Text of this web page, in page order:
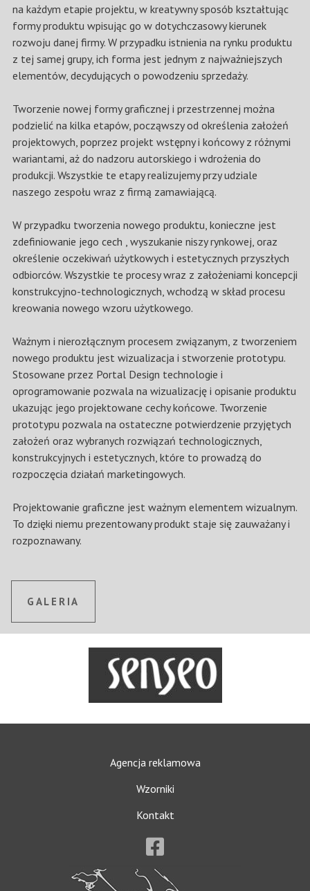
na każdym etapie projektu, w kreatywny sposób kształtując
formy produktu wpisując go w dotychczasowy kierunek
rozwoju danej firmy. W przypadku istnienia na rynku produktu
z tej samej grupy, ich forma jest jednym z najważniejszych
elementów, decydujących o powodzeniu sprzedaży.
Tworzenie nowej formy graficznej i przestrzennej można
podzielić na kilka etapów, począwszy od określenia założeń
projektowych, poprzez projekt wstępny i końcowy z różnymi
wariantami, aż do nadzoru autorskiego i wdrożenia do
produkcji. Wszystkie te etapy realizujemy przy udziale
naszego zespołu wraz z firmą zamawiającą.
W przypadku tworzenia nowego produktu, konieczne jest
zdefiniowanie jego cech , wyszukanie niszy rynkowej, oraz
określenie oczekiwań użytkowych i estetycznych przyszłych
odbiorców. Wszystkie te procesy wraz z założeniami koncepcji
konstrukcyjno-technologicznych, wchodzą w skład procesu
kreowania nowego wzoru użytkowego.
Ważnym i nierozłącznym procesem związanym, z tworzeniem
nowego produktu jest wizualizacja i stworzenie prototypu.
Stosowane przez Portal Design technologie i
oprogramowanie pozwala na wizualizację i opisanie produktu
ukazując jego projektowane cechy końcowe. Tworzenie
prototypu pozwala na ostateczne potwierdzenie przyjętych
założeń oraz wybranych rozwiązań technologicznych,
konstrukcyjnych i estetycznych, które to prowadzą do
rozpoczęcia działań marketingowych.
Projektowanie graficzne jest ważnym elementem wizualnym.
To dzięki niemu prezentowany produkt staje się zauważany i
rozpoznawany.
GALERIA
Agencja reklamowa
Wzorniki
Kontakt